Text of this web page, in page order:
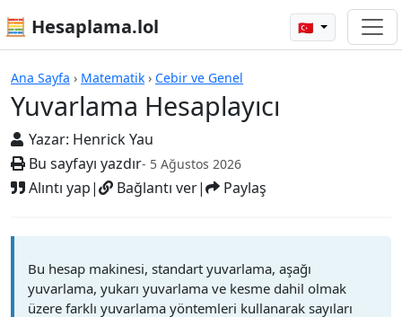
🧮 Hesaplama.lol 🇹🇷
Ana Sayfa › Matematik › Cebir ve Genel
Yuvarlama Hesaplayıcı
Yazar: Henrick Yau
Bu sayfayı yazdır- 5 Ağustos 2026
Alıntı yap| Bağlantı ver| Paylaş
Hesap Makineleri
Bu hesap makinesi, standart yuvarlama, aşağı
yuvarlama, yukarı yuvarlama ve kesme dahil olmak
üzere farklı yuvarlama yöntemleri kullanarak sayıları